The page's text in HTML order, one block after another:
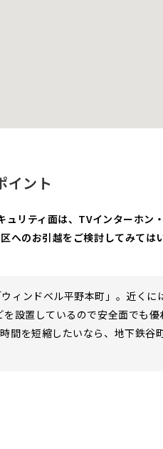
イント
リティ面は、TVインターホ
へのお引越をご検討してみて
ィンドベル平野本町」。近く
設置しているので安全面でも
間を短縮したいなら、地下鉄